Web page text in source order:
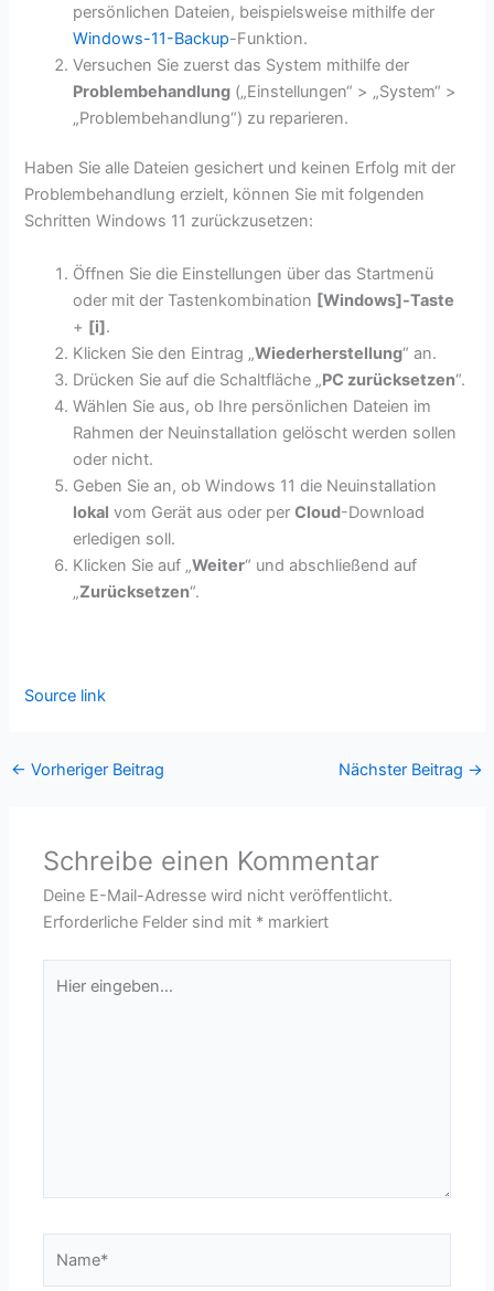
persönlichen Dateien, beispielsweise mithilfe der
Windows-11-Backup-Funktion.
Versuchen Sie zuerst das System mithilfe der
Problembehandlung („Einstellungen“ > „System“ >
„Problembehandlung“) zu reparieren.
Haben Sie alle Dateien gesichert und keinen Erfolg mit der
Problembehandlung erzielt, können Sie mit folgenden
Schritten Windows 11 zurückzusetzen:
Öffnen Sie die Einstellungen über das Startmenü
oder mit der Tastenkombination [Windows]-Taste
+ [i].
Klicken Sie den Eintrag „Wiederherstellung“ an.
Drücken Sie auf die Schaltfläche „PC zurücksetzen“.
Wählen Sie aus, ob Ihre persönlichen Dateien im
Rahmen der Neuinstallation gelöscht werden sollen
oder nicht.
Geben Sie an, ob Windows 11 die Neuinstallation
lokal vom Gerät aus oder perCloud-Download
erledigen soll.
Klicken Sie auf „Weiter“ und abschließend auf
„Zurücksetzen“.
Source link
← Vorheriger Beitrag Nächster Beitrag →
Schreibe einen Kommentar
Deine E-Mail-Adresse wird nicht veröffentlicht.
Erforderliche Felder sind mit * markiert
eingeben…